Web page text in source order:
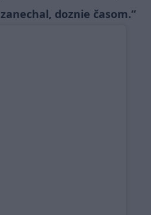
doznie časom.“